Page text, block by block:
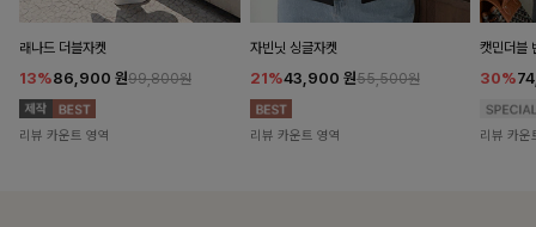
래나드 더블자켓
13%86,900 원99,800원
리뷰 카운트 영역
자빈닛 싱글자켓
21%43,900 원55,500원
리뷰 카운트 영역
캣민더블
30%
리뷰 카운